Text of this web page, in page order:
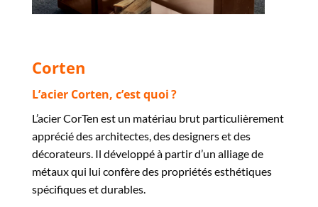
Corten
L’acier Corten, c’est quoi ?
L’acier CorTen est un matériau brut particulièrement
apprécié des architectes, des designers et des
décorateurs. Il développé à partir d’un alliage de
métaux qui lui confère des propriétés esthétiques
spécifiques et durables.